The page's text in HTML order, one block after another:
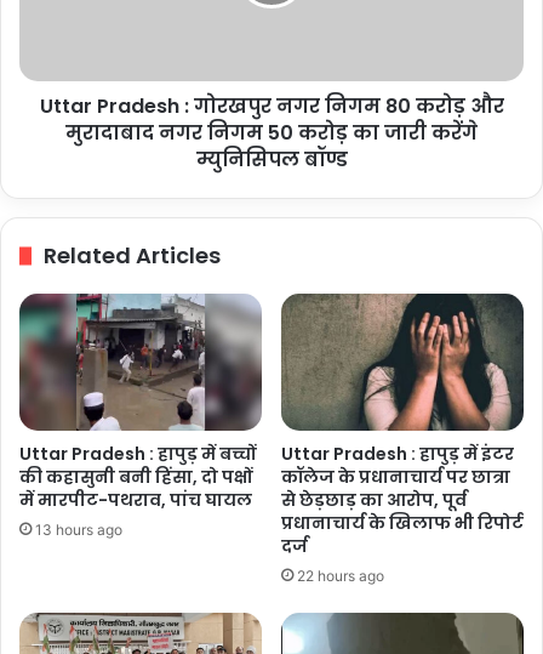
और
मुरादाबाद
म्युनिसिपल
बॉण्ड
Uttar Pradesh : गोरखपुर नगर निगम 80 करोड़ और
मुरादाबाद नगर निगम 50 करोड़ का जारी करेंगे
म्युनिसिपल बॉण्ड
Related Articles
Uttar Pradesh : हापुड़ में बच्चों
की कहासुनी बनी हिंसा, दो पक्षों
में मारपीट-पथराव, पांच घायल
13 hours ago
Uttar Pradesh : हापुड़ में इंटर
कॉलेज के प्रधानाचार्य पर छात्रा
से छेड़छाड़ का आरोप, पूर्व
प्रधानाचार्य के खिलाफ भी रिपोर्ट
दर्ज
22 hours ago